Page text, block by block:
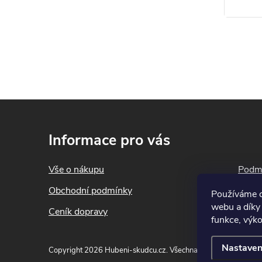
Používáme
webu a
funkce,
je
Při
ze
pomoci.
lze
Telefon
Informace pro vás
Vše o nákupu
Obchodní podmínky
Ceník dopravy
Blog
Copyright 2026 Hubeni-skudcu.cz. Všechna práva vyhrazena.